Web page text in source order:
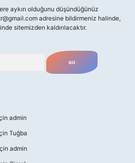
aykırı olduğunu düşündüğünüz
adresine bildirmeniz halinde,
sitemizden kaldırılacaktır.
admin
Tuğba
admin